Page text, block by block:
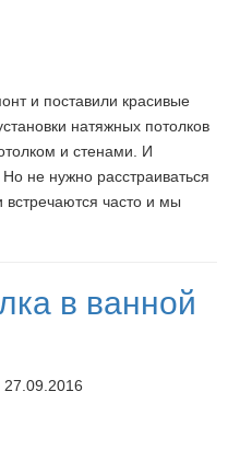
и поставили красивые
натяжных потолков
и стенами. И
не нужно расстраиваться
встречаются часто и мы
в ванной
27.09.2016